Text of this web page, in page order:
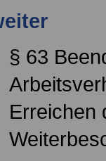
§ 63
Erreichen